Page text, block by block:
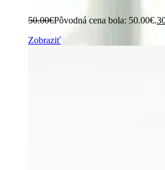
50.00€Pôvodná cena bola: 50.00€.
Zobraziť